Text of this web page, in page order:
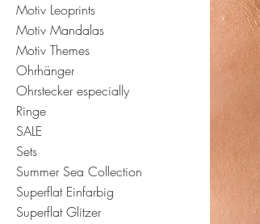
Motiv Leoprints
Motiv Mandalas
Motiv Themes
Ohrhänger
Ohrstecker especially
Ringe
SALE
Sets
Summer Sea Collection
Superflat Einfarbig
Superflat Glitzer